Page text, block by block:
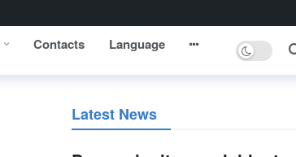
Contacts Language
Latest News